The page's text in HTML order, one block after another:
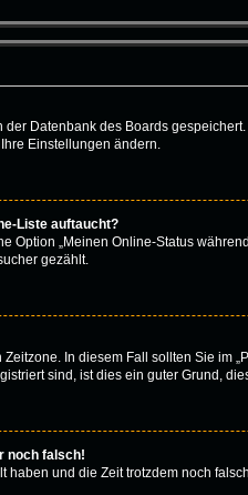
Datenbank des Boards
Einstellungen ändern.
Liste auftaucht?
Option „Meinen Online-Status
gezählt.
In diesem Fall sollten Sie im
sind, ist dies ein guter Grund,
noch falsch!
und die Zeit trotzdem noch